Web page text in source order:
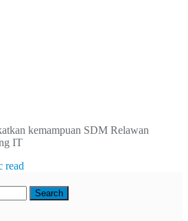
kemampuan SDM Relawan
IT
read